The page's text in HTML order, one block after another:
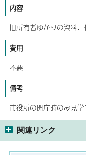
内容
旧所有者ゆかりの資料
費用
不要
備考
市役所の開庁時のみ見学
関連リンク